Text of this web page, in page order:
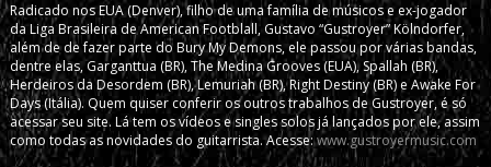
Radicado nos EUA (Denver), filho de uma família de músicos e ex-jogador
da Liga Brasileira de American Footblall, Gustavo “Gustroyer” Kölndorfer,
além de de fazer parte do Bury My Demons, ele passou por várias bandas,
dentre elas, Garganttua (BR), The Medina Grooves (EUA), Spallah (BR),
Herdeiros da Desordem (BR), Lemuriah (BR), Right Destiny (BR) e Awake For
Days (Itália). Quem quiser conferir os outros trabalhos de Gustroyer, é só
acessar seu site. Lá tem os vídeos e singles solos já lançados por ele, assim
como todas as novidades do guitarrista. Acesse:www.gustroyermusic.com